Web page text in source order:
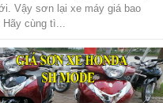
Vậy sơn lại xe máy giá bao
Hãy cùng tì...